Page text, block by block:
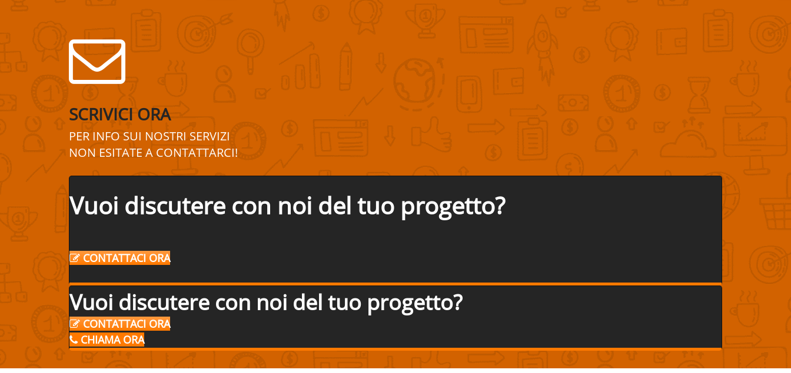
SCRIVICI ORA
PER INFO SUI NOSTRISERVIZI
NON ESITATE ACONTATTARCI!
Vuoi discutere con noi del tuo progetto?
CONTATTACI ORA
Vuoi discutere con noi del tuo progetto?
CONTATTACI ORA
CHIAMA ORA